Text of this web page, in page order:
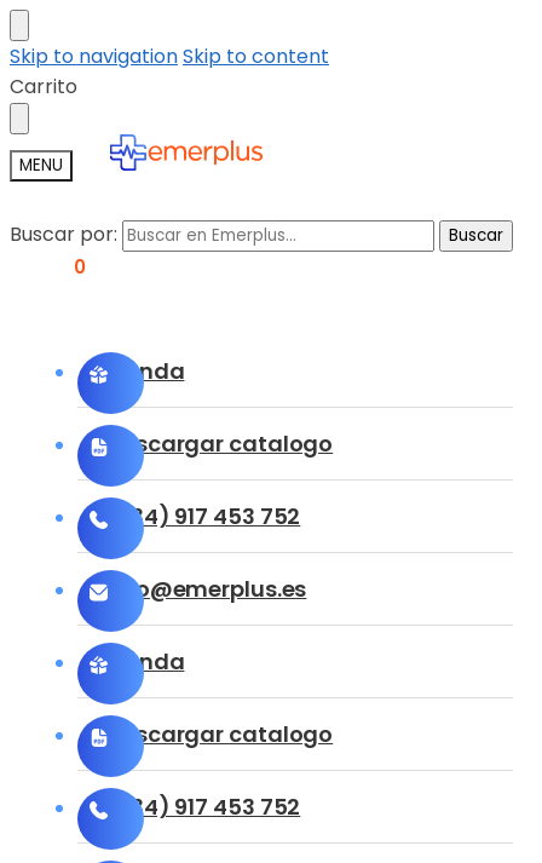
Skip to navigationSkip to content
Carrito
MENU
Buscar por: Buscar
0
Tienda
Descargar catalogo
(+34) 917 453 752
info@emerplus.es
Tienda
Descargar catalogo
(+34) 917 453 752